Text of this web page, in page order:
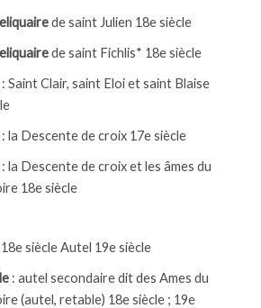
de saint Julien 18e siècle
de saint Fichlis* 18e siècle
: Saint Clair, saint Eloi et saint Blaise
: la Descente de croix 17e siècle
: la Descente de croix et les âmes du
18e siècle
18e siècle Autel 19e siècle
: autel secondaire dit des Ames du
(autel, retable) 18e siècle ; 19e